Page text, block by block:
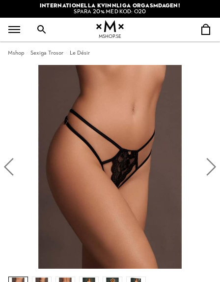
INTERNATIONELLA KVINNLIGA ORGASMDAGEN!
SPARA 20% MED KOD: O20
MSHOP.SE
Mshop Sexiga Trosor Le Désir